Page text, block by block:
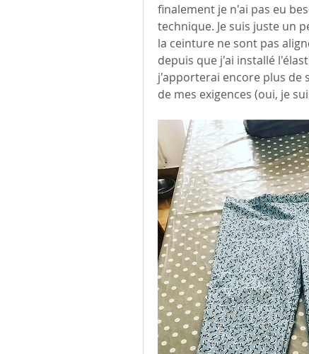
finalement je n'ai pas eu
technique. Je suis juste un
la ceinture ne sont pas
depuis que j'ai installé
j'apporterai encore plus de
de mes exigences (oui, je